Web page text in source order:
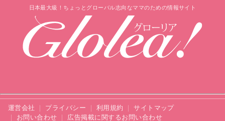
日本最大級！ちょっとグローバル志向なママのための情報サイト
運営会社 プライバシー 利用規約
サイトマップ
お問い合わせ
広告掲載に関するお問い合わせ